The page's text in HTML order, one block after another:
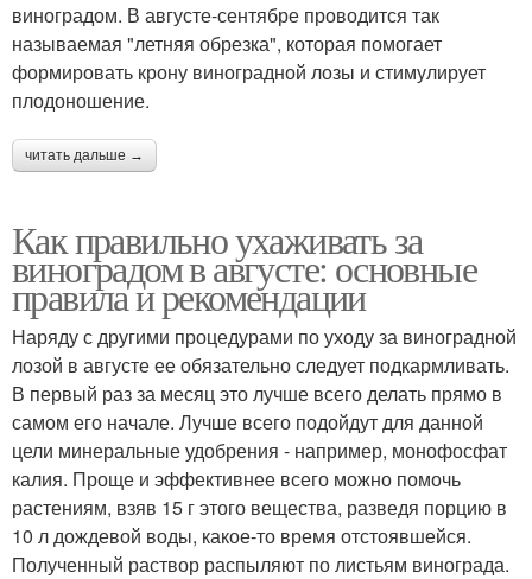
виноградом. В августе-сентябре проводится так
называемая "летняя обрезка", которая помогает
формировать крону виноградной лозы и стимулирует
плодоношение.
читать дальше →
Как правильно ухаживать за
виноградом в августе: основные
правила и рекомендации
Наряду с другими процедурами по уходу за виноградной
лозой в августе ее обязательно следует подкармливать.
В первый раз за месяц это лучше всего делать прямо в
самом его начале. Лучше всего подойдут для данной
цели минеральные удобрения - например, монофосфат
калия. Проще и эффективнее всего можно помочь
растениям, взяв 15 г этого вещества, разведя порцию в
10 л дождевой воды, какое-то время отстоявшейся.
Полученный раствор распыляют по листьям винограда.